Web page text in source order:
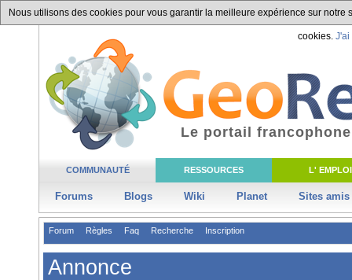
Nous utilisons des cookies pour vous garantir la meilleure expérience sur
cookies. J'ai
COMMUNAUTÉ RESSOURCES L' EMPLOI
Forums Blogs Wiki Planet Sites amis
Le portail
Forum Règles Faq Recherche Inscription
Annonce